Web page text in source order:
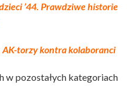
’44. Prawdziwe historie
torzy kontra kolaboranci
w pozostałych kategoriach